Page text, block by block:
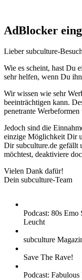
AdBlocker
Lieber subculture-
Wie es scheint, hast Du
sehr helfen, wenn Du
Wir wissen wie sehr
beeinträchtigen kann.
penetrante
Jedoch sind die
einzige Möglichkeit Dir
Dir subculture.de gefällt
möchtest, deaktiviere
Vielen Dank dafür!
Dein subculture-Team
Podcast: 80s
Leucht
subculture
Save The Rave!
Podcast: